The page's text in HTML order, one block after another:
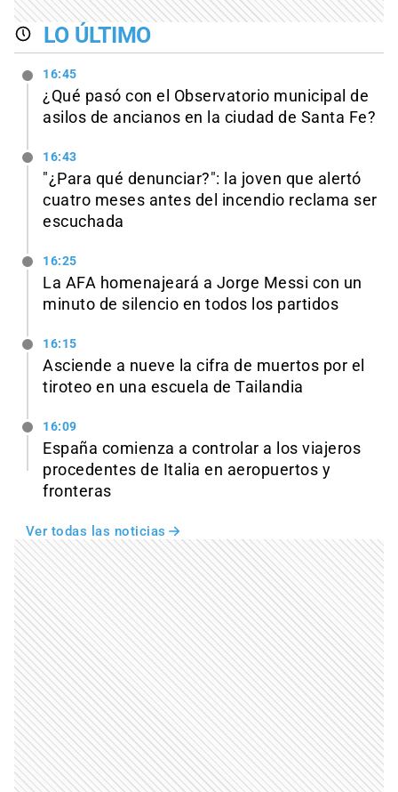
LO ÚLTIMO
16:45
¿Qué pasó con el Observatorio municipal de
asilos de ancianos en la ciudad de Santa Fe?
16:43
"¿Para qué denunciar?": la joven que alertó
cuatro meses antes del incendio reclama ser
escuchada
16:25
La AFA homenajeará a Jorge Messi con un
minuto de silencio en todos los partidos
16:15
Asciende a nueve la cifra de muertos por el
tiroteo en una escuela de Tailandia
16:09
España comienza a controlar a los viajeros
procedentes de Italia en aeropuertos y
fronteras
Ver todas las noticias